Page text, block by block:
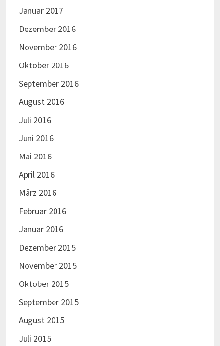
Januar 2017
Dezember 2016
November 2016
Oktober 2016
September 2016
August 2016
Juli 2016
Juni 2016
Mai 2016
April 2016
März 2016
Februar 2016
Januar 2016
Dezember 2015
November 2015
Oktober 2015
September 2015
August 2015
Juli 2015